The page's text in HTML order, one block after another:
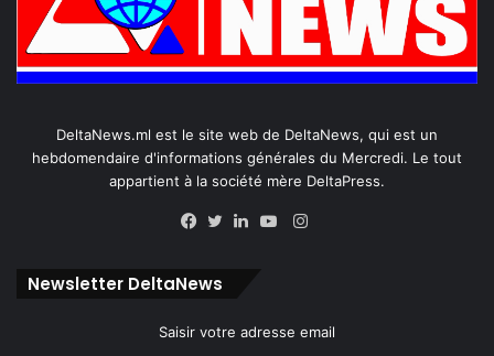
DeltaNews.ml est le site web de DeltaNews, qui est un
hebdomendaire d'informations générales du Mercredi. Le tout
appartient à la société mère DeltaPress.
Instagram
Newsletter DeltaNews
Saisir votre adresse email